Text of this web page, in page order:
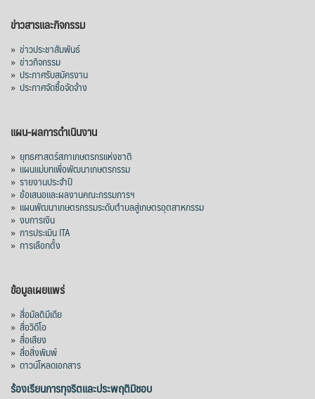
ส่งออกมันครึ่งปี 69 ปริมาณ 2.52 ล้านตัน
ลด 51.63% ยังดีที่ราคาขายดีกว่าปีก่อน
mgronline.com
View on Facebook
สภาเกษตรกรแห่งชาติ
1 day ago
คณะรัฐมนตรี อนุมัติโครงการอ่างเก็บน้ำ
คลองวังโตนด วงเงิน 7,200 ล้านบาท สะท้อน
ผลสำเร็จการผลักดันข้อเสนอเชิงนโยบายของ
เมื่อวันที่ 5 สิงหาคม 2569 คณะรัฐมนตรีมีมติ
อนุมัติโครงการอ่างเก็บน้ำคลองวังโตนด
จังหวัดจันทบุรี กรอบวงเงิน 7,200 ล้านบาท
กำหนดระยะเวลาดำเนินงาน 7 ปี (พ.ศ. 2570–
2576) โดยโครงการมีความจุ 99.50 ล้าน
ลูกบาศก์เมตร สามารถสนับสนุนพื้นที่
ชลประทานกว่า 87,700 ไร่ เพิ่ม
ข่าวสารและกิจกรรม
» ข่าวประชาสัมพันธ์
» ข่าวกิจกรรม
» ประกาศรับสมัครงาน
» ประกาศจัดซื้อจัดจ้าง
แผน-ผลการดำเนินงาน
» ยุทธศาสตร์สภาเกษตรกรแห่งชาติ
» แผนแม่บทเพื่อพัฒนาเกษตรกรรม
» รายงานประจำปี
» ข้อเสนอและผลงานคณะกรรมการฯ
» แผนพัฒนาเกษตรกรรมระดับตำบลสู่เกษตรอุตสาหกรรม
» งบการเงิน
» การประเมิน ITA
» การเลือกตั้ง
ข้อมูลเผยแพร่
» สื่อมัลติมีเดีย
» สื่อวิดีโอ
» สื่อเสียง
» สื่อสิ่งพิมพ์
» ดาวน์โหลดเอกสาร
ร้องเรียนการทุจริตและประพฤติมิชอบ